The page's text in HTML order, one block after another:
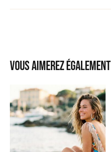
Vous aimerez également